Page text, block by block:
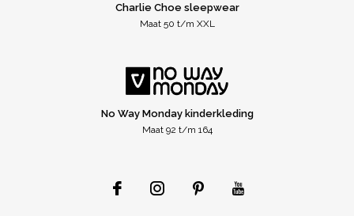
Charlie Choe sleepwear
Maat 50 t/m XXL
No Way Monday kinderkleding
Maat 92 t/m 164